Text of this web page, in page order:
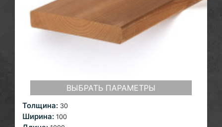
ВЫБРАТЬ ПАРАМЕТРЫ
Толщина: 30
Ширина: 100